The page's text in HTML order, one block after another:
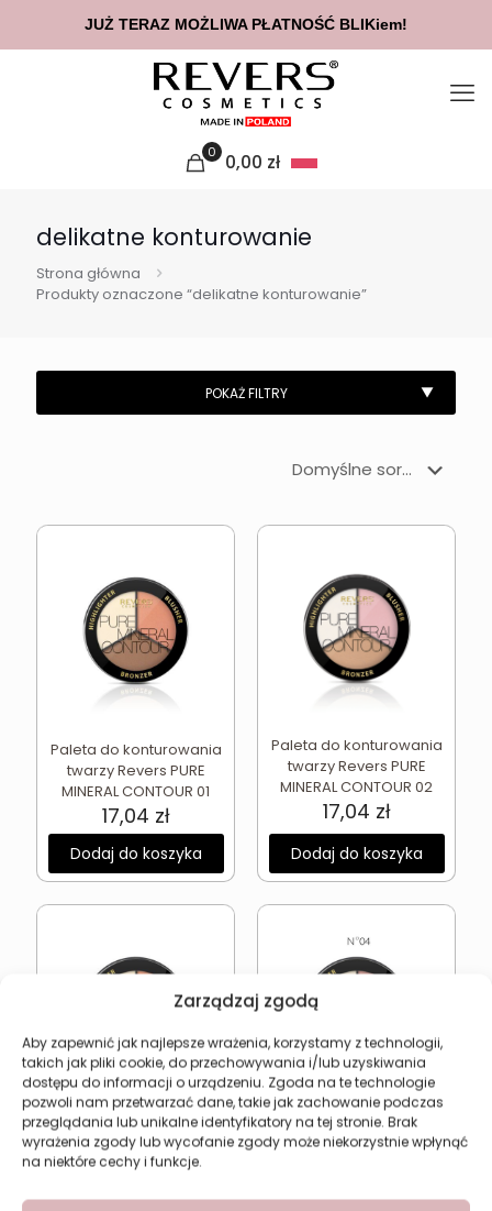
Zarządzaj zgodą
Aby zapewnić jak najlepsze wrażenia, korzystamy z technologii,
takich jak pliki cookie, do przechowywania i/lub uzyskiwania
dostępu do informacji o urządzeniu. Zgoda na te technologie
pozwoli nam przetwarzać dane, takie jak zachowanie podczas
przeglądania lub unikalne identyfikatory na tej stronie. Brak
wyrażenia zgody lub wycofanie zgody może niekorzystnie wpłynąć
na niektóre cechy i funkcje.
0 0,00 zł
delikatne konturowanie
Strona główna
Produkty oznaczone “delikatne konturowanie”
Paleta do konturowania
twarzy Revers PURE
MINERAL CONTOUR 01
17,04 zł
Dodaj do koszyka
Paleta do konturowania
twarzy Revers PURE
MINERAL CONTOUR 02
17,04 zł
Dodaj do koszyka
Paleta do konturowania
twarzy Revers PURE
MINERAL CONTOUR 03
17,04zł
Paleta do konturowania
twarzy Revers PURE
17,04zł
JUŻ TERAZ MOŻLIWA PŁATNOŚĆ BLIKiem!